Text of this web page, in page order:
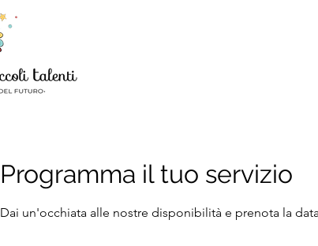
Programma il tuo servizio
Dai un'occhiata alle nostre disponibilità e prenota la